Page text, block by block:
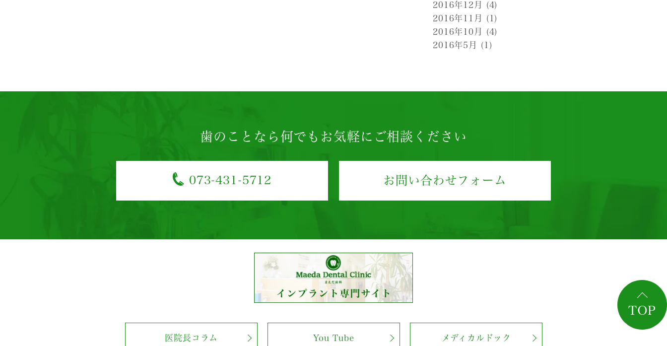
2016年12月 (4)
2016年11月 (1)
2016年10月 (4)
2016年5月 (1)
TOP
歯のことなら 何でもお気軽にご相談ください
073-431-5712 お問い合わせフォーム
医院長コラム You Tube メディカルドック